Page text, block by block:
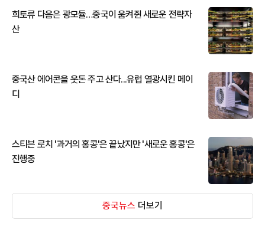
희토류 다음은 광모듈…중국이 움켜쥔 새로운 전략자
산
중국산 에어콘을 웃돈 주고 산다...유럽 열광시킨 메이
디
스티븐 로치 '과거의 홍콩'은 끝났지만 '새로운 홍콩'은
진행중
중국뉴스 더보기